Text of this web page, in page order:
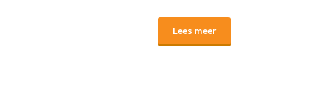
Lees meer